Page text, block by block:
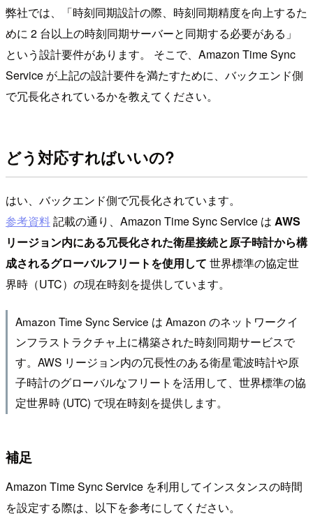
弊社では、「時刻同期設計の際、時刻同期精度を向上するた
めに 2 台以上の時刻同期サーバーと同期する必要がある」
という設計要件があります。 そこで、Amazon Time Sync
Service が上記の設計要件を満たすために、バックエンド側
で冗長化されているかを教えてください。
どう対応すればいいの?
はい、バックエンド側で冗長化されています。
参考資料記載の通り、Amazon Time Sync Service は AWS
リージョン内にある冗長化された衛星接続と原子時計から構
成されるグローバルフリートを使用して 世界標準の協定世
界時（UTC）の現在時刻を提供しています。
Amazon Time Sync Service は Amazon のネットワークイ
ンフラストラクチャ上に構築された時刻同期サービスで
す。AWS リージョン内の冗長性のある衛星電波時計や原
子時計のグローバルなフリートを活用して、世界標準の協
定世界時 (UTC) で現在時刻を提供します。
補足
Amazon Time Sync Service を利用してインスタンスの時間
を設定する際は、以下を参考にしてください。